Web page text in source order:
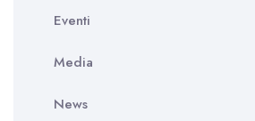
Eventi
Media
News